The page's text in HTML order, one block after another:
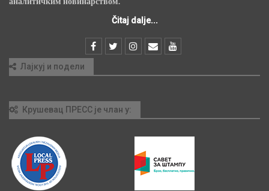
Čitaj dalje...
Лајкуј и подели
Крушевац ПРЕСС је члан у: